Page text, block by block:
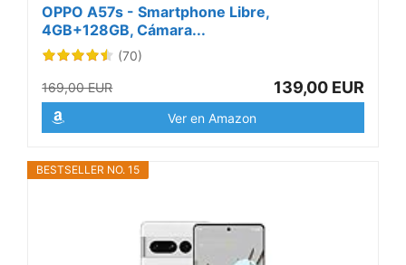
OPPO A57s - Smartphone Libre,
4GB+128GB, Cámara...
(70)
169,00 EUR 139,00 EUR
Ver en Amazon
BESTSELLER NO. 15